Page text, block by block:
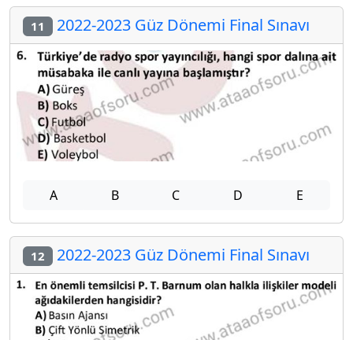
11 2022-2023 Güz Dönemi Final Sınavı
A B C D E
12 2022-2023 Güz Dönemi Final Sınavı